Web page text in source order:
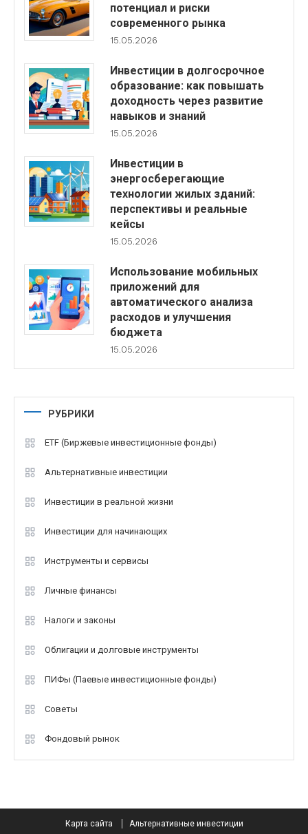
потенциал и риски
современного рынка
15.05.2026
Инвестиции в долгосрочное
образование: как повышать
доходность через развитие
навыков и знаний
15.05.2026
Инвестиции в
энергосберегающие
технологии жилых зданий:
перспективы и реальные
кейсы
15.05.2026
Использование мобильных
приложений для
автоматического анализа
расходов и улучшения
бюджета
15.05.2026
РУБРИКИ
ETF (Биржевые инвестиционные фонды)
Альтернативные инвестиции
Инвестиции в реальной жизни
Инвестиции для начинающих
Инструменты и сервисы
Личные финансы
Налоги и законы
Облигации и долговые инструменты
ПИФы (Паевые инвестиционные фонды)
Советы
Фондовый рынок
Карта сайта Альтернативные инвестиции